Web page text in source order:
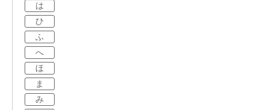
は
ひ
ふ
へ
ほ
ま
み